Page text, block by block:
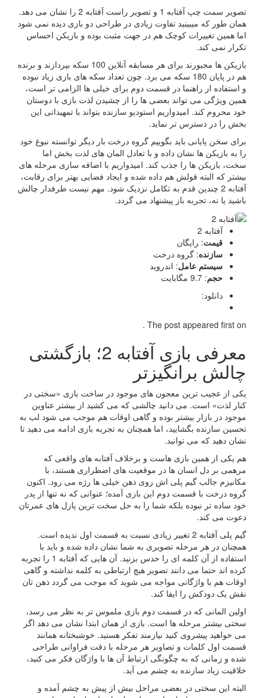
تصویر سمت چپ آفتابه 1 و تصویر راست آفتابه 2 را نشان می دهد.
همان طور که میبینید تفاوت زیادی در طراحی دو بازی دیده نمی شود
اما همین تغییرات کوچک هم در جهت مثبت بوده و بازیکن احساس
تکرار نمی کند.
بازیکن ها مجبورند برای هر مسابقه آنلاین 100 سکه بپردازند و برنده
هم در پایان 180 سکه می برد. چون تعداد سکه های بازی زیاد نبوده
و استفاده از راهنما در قسمت دوم برای خیلی ها الزامی تر است،
همین ویژگی می تواند بعضی ها را از چشیدن لذت بازی با دوستان
خود محروم کند. امیدواریم استودیو سازنده بتواند با تمهیداتی این
بخش را در دسترس تر نماید.
برای سخن پایانی باید بگوییم گروه درخت بار دیگر توانسته نبوغ خود
را به بازیکن ها نشان داده و با تعادل المان های لذت بخش اما
سخت، بازیکن ها را جذب کند. امیدواریم با اضافه سازی مرحله های
بیشتر که البته قولش هم داده شده و ایجاد فضایی بهتر برای رقابت،
آفتابه 2 چندین قدم به تکامل نزدیک شود. مهم نیست طرفدار چالش
باشید یا نه، تجربه باز پیشنهاد می گردد.
آفتابه 2
قیمت: رایگان
سازنده: گروه درخت
سیستم عامل: اندروید
حجم: 9.7 مگابایت
دانلود:
The post appeared first on .
معرفی بازی آفتابه 2؛ بازگشتی
چالش برانگیزتر
یکی از عجیب ترین معجون های موجود در ساخت بازی «سختی در
کنار لذت» است. می دانید چالشی که می کشید از بیشتر عناوین
موجود در بازار بیشتر بوده و گاهی اوقات هم موجب می شود لب به
تحسین سازنده بگشایید، اما همچنان به تجربه بازی ادامه می دهید تا
نشان دهید که می توانید.
هم یکی از همین بازی هاست و برخلاف آفتابه های واقعی که
مرهمی بر دل انسان ها در موقعیت های اضطراری هستند، با
مکانیزم جالب گیم پلی اش روی ذهن خیلی ها رژه می رود. اکنون
گروه درخت با قسمت دوم این بازی آمده؛ عنوانی که نه تنها از پدر
خود ساده تر نبوده بلکه شما را به حل سخت ترین پازل های عمرتان
دعوت می کند.
گیم پلی آفتابه 2 تغییر زیادی نسبت به قسمت اول ندیده است.
همچنان در هر مرحله تصویری به شما نشان داده شده و باید با
استفاده از آن کلمه ای را حدس بزنید. آن هایی که آفتابه 1 را تجربه
کرده اند حتما می دانند تصویر هیچ ارتباطی به کلمه نداشته و گاهی
اوقات هم با واژگانی مواجه می شوید که موجب می گردد ذهن تان
نقش یک دودکش را ایفا کند.
اولین المانی که در قسمت دوم بازی ملموس تر به نظر می رسد،
سختی بیشتر مرحله ها است. بازی از همان ابتدا نشان می دهد اگر
می خواهید پیشروی کنید نیازمند تفکر هستید. خوشبختانه همانند
قسمت اول کلمات و تصاویر هر مرحله با دقت فراوانی طراحی
شده و زمانی که به چگونگی ارتباط آن ها با واژگان فکر می کنید،
خلاقیت زیاد سازنده به چشم می آید.
البته این سختی در بعضی مراحل بیش از پیش به چشم آمده و